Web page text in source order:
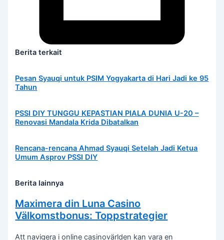
Berita terkait
Pesan Syauqi untuk PSIM Yogyakarta di Hari Jadi ke 95
Tahun
PSSI DIY TUNGGU KEPASTIAN PIALA DUNIA U-20 –
Renovasi Mandala Krida Dibatalkan
Rencana-rencana Ahmad Syauqi Setelah Jadi Ketua
Umum Asprov PSSI DIY
Berita lainnya
Maximera din Luna Casino
Välkomstbonus: Toppstrategier
Att navigera i online casinovärlden kan vara en